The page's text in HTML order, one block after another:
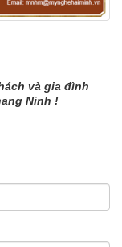
và gia đình
Ninh !